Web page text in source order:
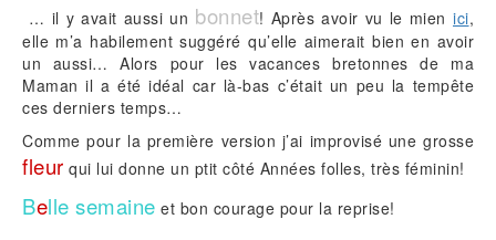
… il y avait aussi un bonnet! Après avoir vu le mienici,
elle m’a habilement suggéré qu’elle aimerait bien en avoir
un aussi… Alors pour les vacances bretonnes de ma
Maman il a été idéal car là-bas c’était un peu la tempête
ces derniers temps…
Comme pour la première version j’ai improvisé une grosse
fleur qui lui donne un ptit côté Années folles, très féminin!
Belle semaine et bon courage pour la reprise!